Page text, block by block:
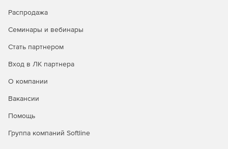
Распродажа
Семинары и вебинары
Стать партнером
Вход в ЛК партнера
О компании
Вакансии
Помощь
Группа компаний Softline